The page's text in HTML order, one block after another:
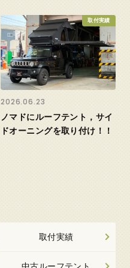
取付実績
2026.06.23
ノマドにルーフテント，サイ
ドオーニングを取り付け！！
取付実績